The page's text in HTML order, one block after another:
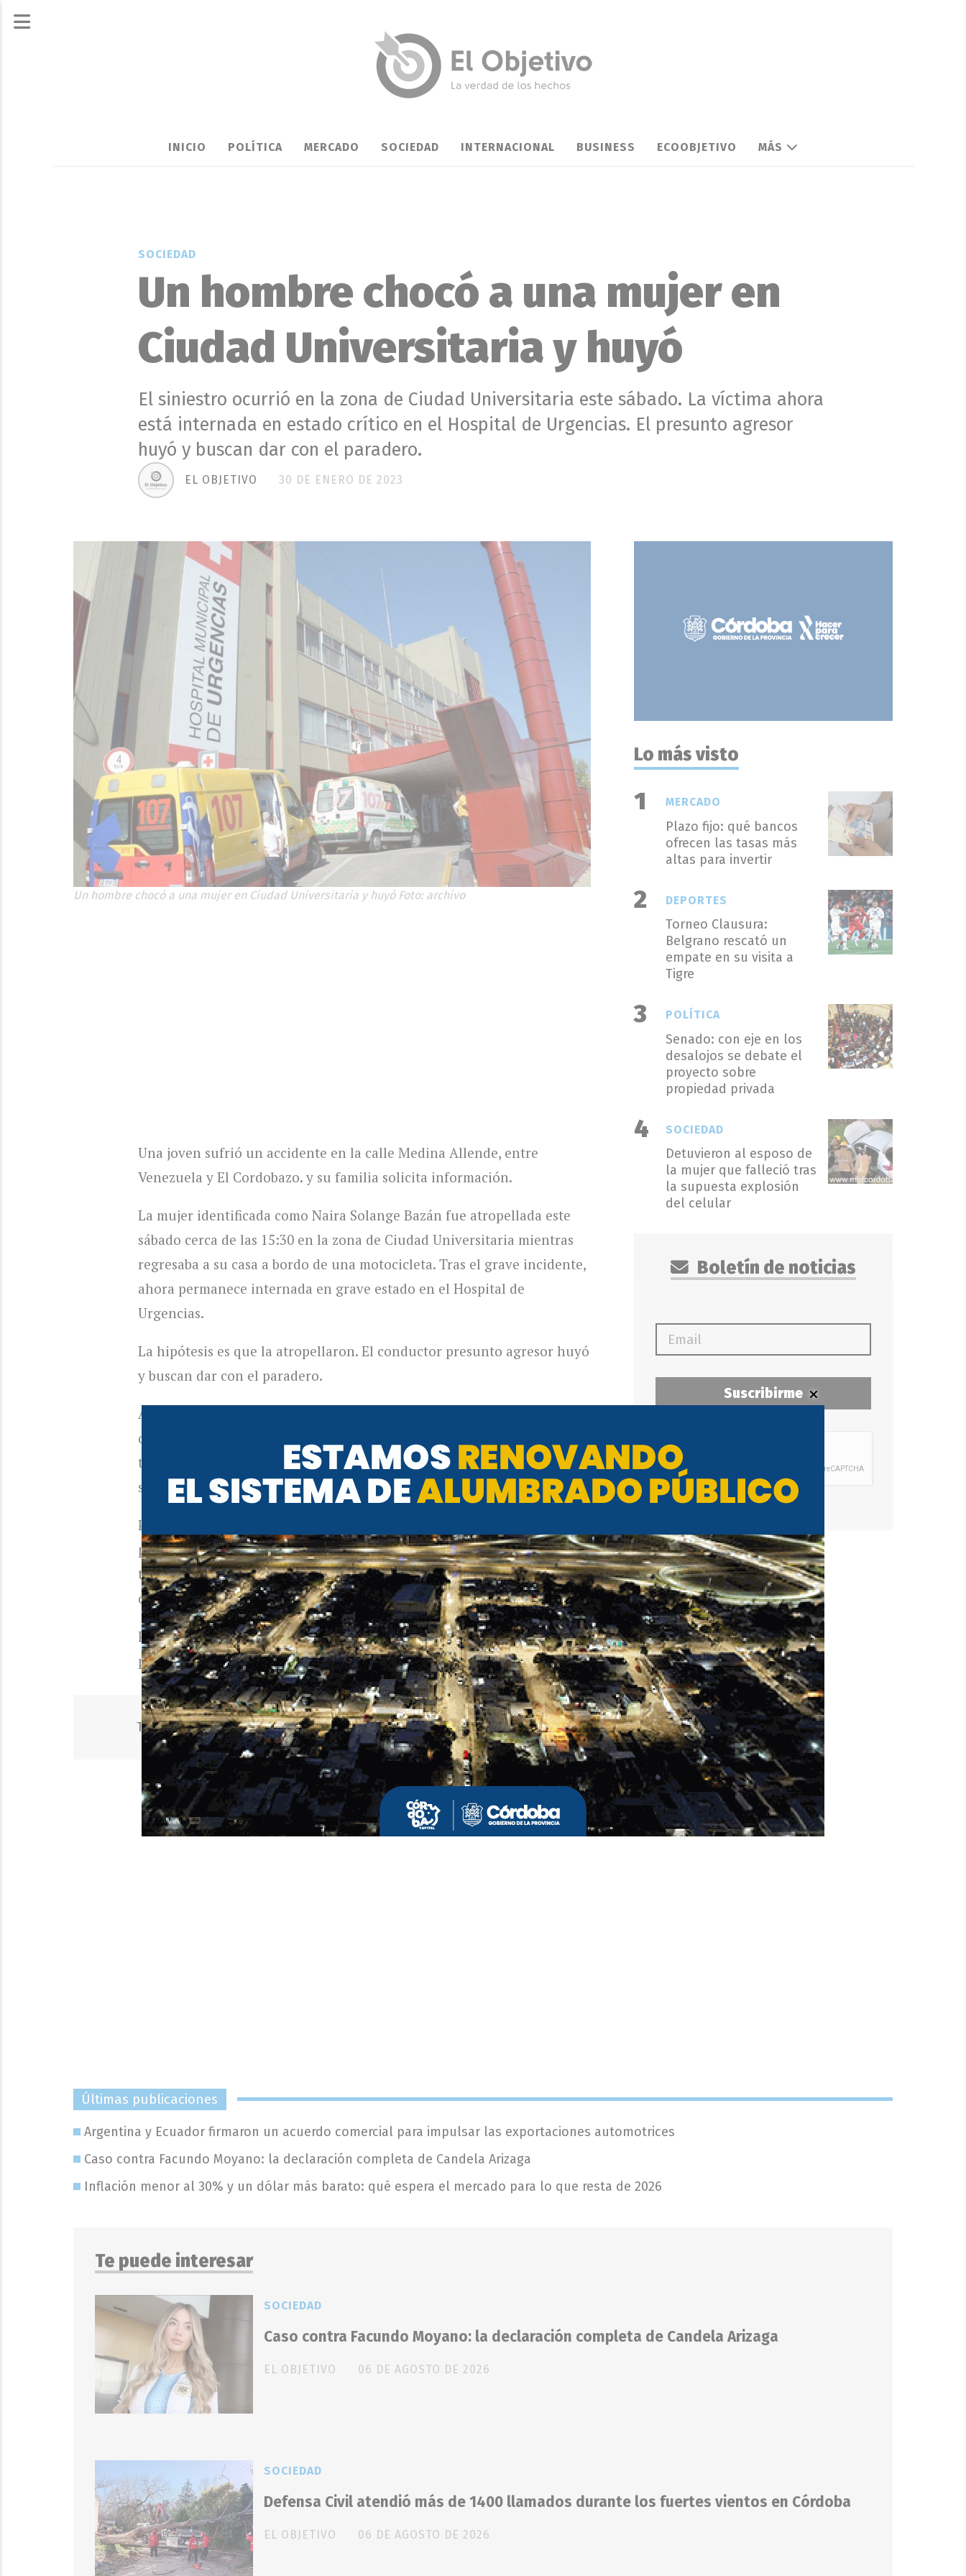
INICIO POLÍTICA MERCADO SOCIEDAD INTERNACIONAL BUSINESS ECOOBJETIVO MÁS
Un hombre chocó a una mujer en
Ciudad Universitaria y huyó
El siniestro ocurrió en la zona de Ciudad Universitaria este sábado. La víctima ahora
está internada en estado crítico en el Hospital de Urgencias. El presunto agresor
huyó y buscan dar con el paradero.
SOCIEDAD
30 DE ENERO DE 2023
EL OBJETIVO
Un hombre chocó a una mujer en Ciudad Universitaria y huyó Foto: archivo
Una joven sufrió un accidente en la calle Medina Allende, entre
Venezuela y El Cordobazo. y su familia solicita información.
La mujer identificada como Naira Solange Bazán fue atropellada este
sábado cerca de las 15:30 en la zona de Ciudad Universitaria mientras
regresaba a su casa a bordo de una motocicleta. Tras el grave incidente,
ahora permanece internada en grave estado en el Hospital de
Urgencias.
La hipótesis es que la atropellaron. El conductor presunto agresor huyó
y buscan dar con el paradero.
Asimismo, según detalló su mamá a
quebradura de peroné, fractura de costillas y clavícula, luxación de
tobillo, hematoma de pulmones y “le ponen plasma para que coagule la
sangre”.
Por su parte, en diálogo con
pasó”, pero aclaró que “están seguros que fue un accidente”. “No
tenemos ni idea cómo fue, solo sabemos que fue un accidente. Está muy
crítica, en estado grave”, lamentó.
Para colaborar con información sobre el caso, el teléfono de su familia
para comunicarse es 3513164735.
ACCIDENTE CIUDAD UNIVERSITARIA CÓRDOBA
Últimas publicaciones
Argentina y Ecuador firmaron un acuerdo comercial para impulsar las exportaciones automotrices
Caso contra Facundo Moyano: la declaración completa de Candela Arizaga
Inflación menor al 30% y un dólar más barato: qué espera el mercado para lo que resta de 2026
Te puede interesar
Caso contra Facundo Moyano: la declaración completa de Candela Arizaga
EL OBJETIVO
SOCIEDAD
06 DE AGOSTO DE 2026
Defensa Civil atendió más de 1400 llamados durante los fuertes vientos en Córdoba
EL OBJETIVO
SOCIEDAD
06 DE AGOSTO DE 2026
Lo más visto
Plazo fijo: qué bancos
ofrecen las tasas más
altas para invertir
MERCADO
Torneo Clausura:
Belgrano rescató un
empate en su visita a
Tigre
DEPORTES
Senado: con eje en los
desalojos se debate el
proyecto sobre
propiedad privada
POLÍTICA
Detuvieron al esposo de
la mujer que falleció tras
la supuesta explosión
del celular
SOCIEDAD
Boletín de noticias
Suscribirme